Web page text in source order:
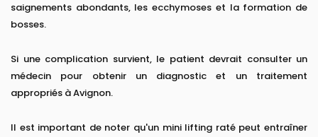
saignements abondants, les ecchymoses et la formation de
bosses.
Si une complication survient, le patient devrait consulter un
médecin pour obtenir un diagnostic et un traitement
appropriés à Avignon.
Il est important de noter qu'un mini lifting raté peut entraîner